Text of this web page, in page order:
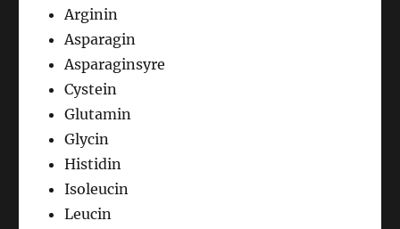
Arginin
Asparagin
Asparaginsyre
Cystein
Glutamin
Glycin
Histidin
Isoleucin
Leucin